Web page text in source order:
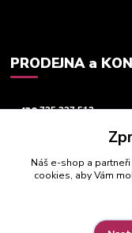
PRODEJNA a
+420725 237 512
Náš e-shop a
cookies, aby Vám